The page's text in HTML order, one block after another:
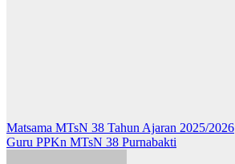
Post
navigation
Matsama MTsN 38 Tahun Ajaran 2025/2026
Guru PPKn MTsN 38 Purnabakti